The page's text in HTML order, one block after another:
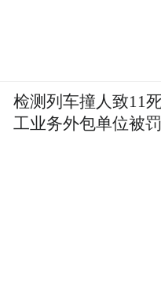
检测列车撞人致11
工业务外包单位被